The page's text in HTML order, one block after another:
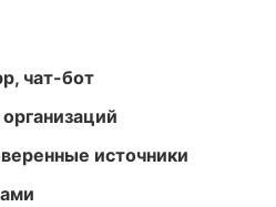
чат-бот
источники